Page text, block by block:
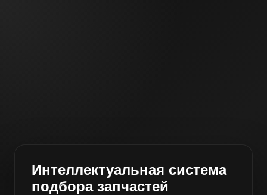
Интеллектуальная система
подбора запчастей